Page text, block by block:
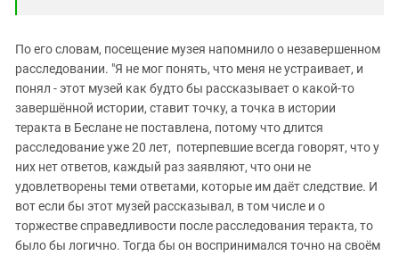
По его словам, посещение музея напомнило о незавершенном
расследовании. "Я не мог понять, что меня не устраивает, и
понял - этот музей как будто бы рассказывает о какой-то
завершённой истории, ставит точку, а точка в истории
теракта в Беслане не поставлена, потому что длится
расследование уже 20 лет, потерпевшие всегда говорят, что у
них нет ответов, каждый раз заявляют, что они не
удовлетворены теми ответами, которые им даёт следствие. И
вот если бы этот музей рассказывал, в том числе и о
торжестве справедливости после расследования теракта, то
было бы логично. Тогда бы он воспринимался точно на своём